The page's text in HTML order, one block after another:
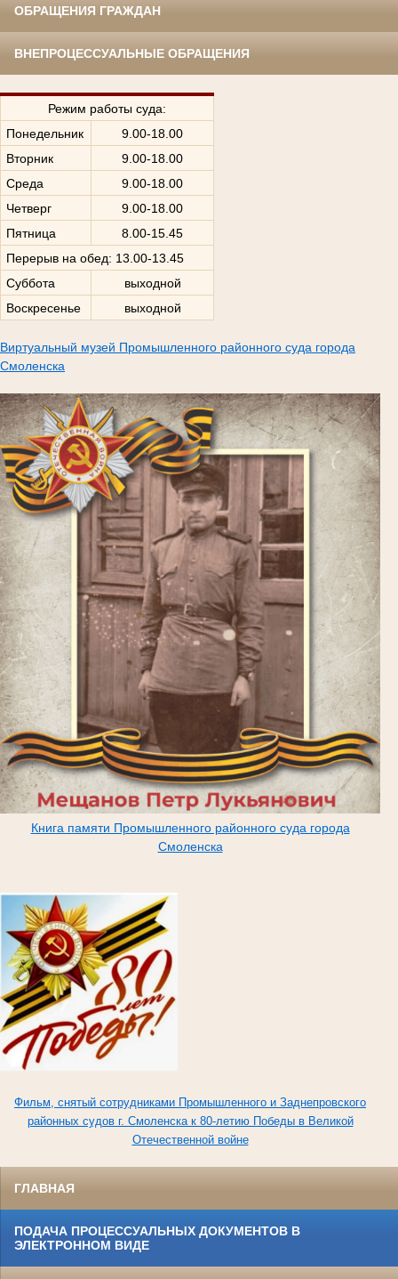
ОБРАЩЕНИЯ ГРАЖДАН
ВНЕПРОЦЕССУАЛЬНЫЕ ОБРАЩЕНИЯ
Режим работы суда:
Понедельник
9.00-18.00
Вторник
9.00-18.00
Среда
9.00-18.00
Четверг
9.00-18.00
Пятница
8.00-15.45
Перерыв на обед: 13.00-13.45
Суббота
выходной
Воскресенье
выходной
Виртуальный музей Промышленного районного суда города
Смоленска
Книга памяти Промышленного районного суда города
Смоленска
Фильм, снятый сотрудниками Промышленного и Заднепровского
районных судов г. Смоленска к 80-летию Победы в Великой
Отечественной войне
ГЛАВНАЯ
ПОДАЧА ПРОЦЕССУАЛЬНЫХ ДОКУМЕНТОВ В
ЭЛЕКТРОННОМ ВИДЕ